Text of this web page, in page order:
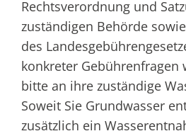
Rechtsverordnung und
zuständigen Behörde
des
konkreter Gebührenfragen
bitte an ihre zuständige
Soweit Sie Grundwasser
zusätzlich ein